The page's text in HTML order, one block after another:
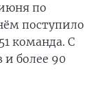
по
поступило
команда. С
и более 90